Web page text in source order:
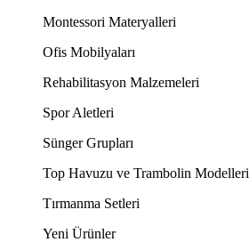
Montessori Materyalleri
Ofis Mobilyaları
Rehabilitasyon Malzemeleri
Spor Aletleri
Sünger Grupları
Top Havuzu ve Trambolin Modelleri
Tırmanma Setleri
Yeni Ürünler